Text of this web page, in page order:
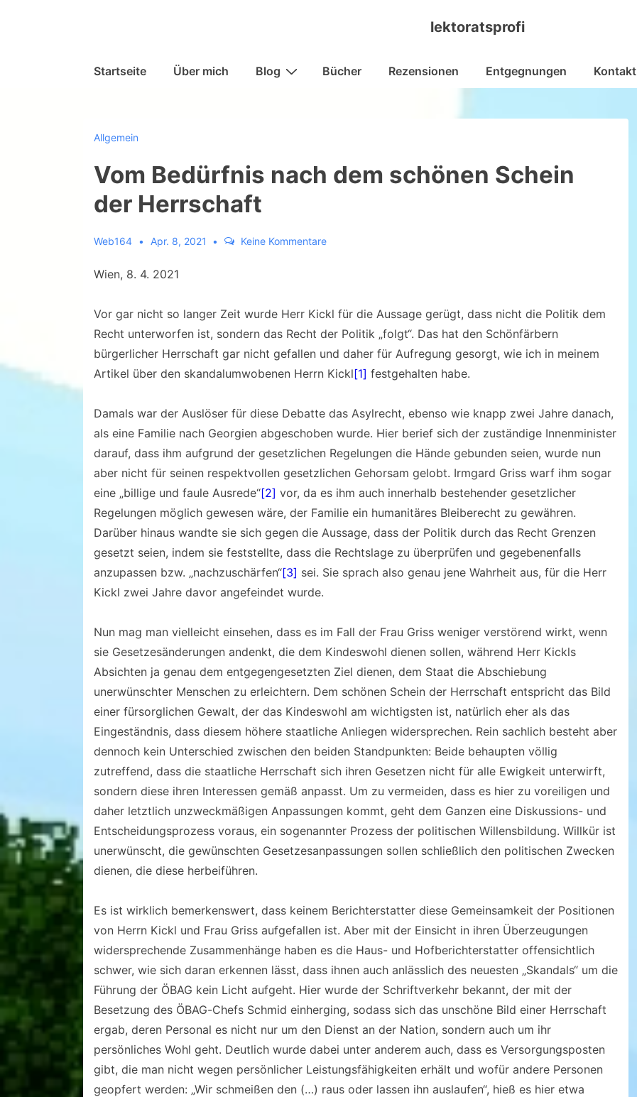
lektoratsprofi
Hauptnavigation
Startseite Über mich Blog Bücher Rezensionen Entgegnungen Kontakt
Allgemein
Vom Bedürfnis nach dem schönen Schein
der Herrschaft
Web164 Apr. 8, 2021 Keine Kommentare
Wien, 8. 4. 2021
Vor gar nicht so langer Zeit wurde Herr Kickl für die Aussage gerügt, dass nicht die Politik dem
Recht unterworfen ist, sondern das Recht der Politik „folgt“. Das hat den Schönfärbern
bürgerlicher Herrschaft gar nicht gefallen und daher für Aufregung gesorgt, wie ich in meinem
Artikel über den skandalumwobenen Herrn Kickl[1] festgehalten habe.
Damals war der Auslöser für diese Debatte das Asylrecht, ebenso wie knapp zwei Jahre danach,
als eine Familie nach Georgien abgeschoben wurde. Hier berief sich der zuständige Innenminister
darauf, dass ihm aufgrund der gesetzlichen Regelungen die Hände gebunden seien, wurde nun
aber nicht für seinen respektvollen gesetzlichen Gehorsam gelobt. Irmgard Griss warf ihm sogar
eine „billige und faule Ausrede“[2] vor, da es ihm auch innerhalb bestehender gesetzlicher
Regelungen möglich gewesen wäre, der Familie ein humanitäres Bleiberecht zu gewähren.
Darüber hinaus wandte sie sich gegen die Aussage, dass der Politik durch das Recht Grenzen
gesetzt seien, indem sie feststellte, dass die Rechtslage zu überprüfen und gegebenenfalls
anzupassen bzw. „nachzuschärfen“[3] sei. Sie sprach also genau jene Wahrheit aus, für die Herr
Kickl zwei Jahre davor angefeindet wurde.
Nun mag man vielleicht einsehen, dass es im Fall der Frau Griss weniger verstörend wirkt, wenn
sie Gesetzesänderungen andenkt, die dem Kindeswohl dienen sollen, während Herr Kickls
Absichten ja genau dem entgegengesetzten Ziel dienen, dem Staat die Abschiebung
unerwünschter Menschen zu erleichtern. Dem schönen Schein der Herrschaft entspricht das Bild
einer fürsorglichen Gewalt, der das Kindeswohl am wichtigsten ist, natürlich eher als das
Eingeständnis, dass diesem höhere staatliche Anliegen widersprechen. Rein sachlich besteht aber
dennoch kein Unterschied zwischen den beiden Standpunkten: Beide behaupten völlig
zutreffend, dass die staatliche Herrschaft sich ihren Gesetzen nicht für alle Ewigkeit unterwirft,
sondern diese ihren Interessen gemäß anpasst. Um zu vermeiden, dass es hier zu voreiligen und
daher letztlich unzweckmäßigen Anpassungen kommt, geht dem Ganzen eine Diskussions- und
Entscheidungsprozess voraus, ein sogenannter Prozess der politischen Willensbildung. Willkür ist
unerwünscht, die gewünschten Gesetzesanpassungen sollen schließlich den politischen Zwecken
dienen, die diese herbeiführen.
Es ist wirklich bemerkenswert, dass keinem Berichterstatter diese Gemeinsamkeit der Positionen
von Herrn Kickl und Frau Griss aufgefallen ist. Aber mit der Einsicht in ihren Überzeugungen
widersprechende Zusammenhänge haben es die Haus- und Hofberichterstatter offensichtlich
schwer, wie sich daran erkennen lässt, dass ihnen auch anlässlich des neuesten „Skandals“ um die
Führung der ÖBAG kein Licht aufgeht. Hier wurde der Schriftverkehr bekannt, der mit der
Besetzung des ÖBAG-Chefs Schmid einherging, sodass sich das unschöne Bild einer Herrschaft
ergab, deren Personal es nicht nur um den Dienst an der Nation, sondern auch um ihr
persönliches Wohl geht. Deutlich wurde dabei unter anderem auch, dass es Versorgungsposten
gibt, die man nicht wegen persönlicher Leistungsfähigkeiten erhält und wofür andere Personen
geopfert werden: „Wir schmeißen den (…) raus oder lassen ihn auslaufen“, hieß es hier etwa